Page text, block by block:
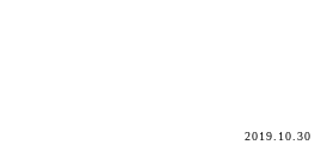
2019.10.30